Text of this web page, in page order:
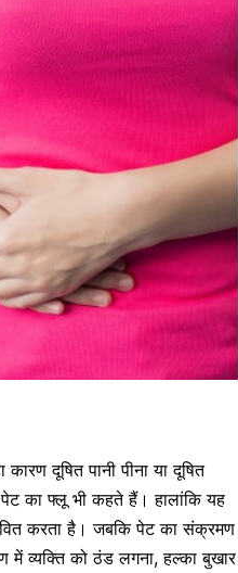
दूषित पानी पीना या दूषित
का फ्लू भी कहते हैं। हालांकि यह
करता है। जबकिपेट का संक्रमण
व्यक्ति को ठंड लगना, हल्काबुखार